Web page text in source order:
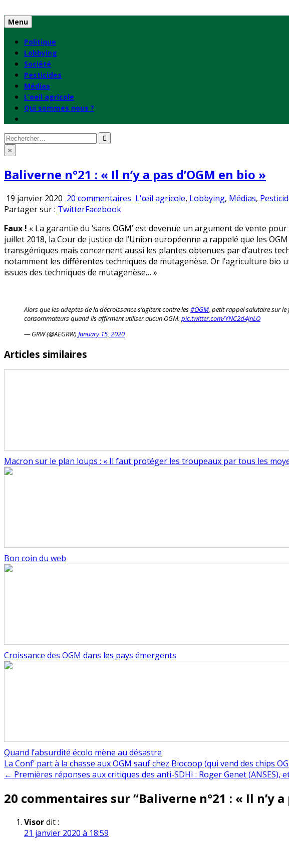
to
content
Menu
Politique
Lobbying
Société
Pesticides
Médias
L’oeil agricole
Qui sommes nous ?
Rechercher
: ×
Baliverne n°21 : « Il n’y a pas d’OGM en bio »
19 janvier 2020 20 commentaires sur
« Il
n’y
a
pas
bio »
Publié
L'œil agricole, Lobbying, Médias,
Partager sur : TwitterFacebook
Faux ! « La garantie du ‘sans OGM’ est devenue un argument de vente
juillet 2018, la Cour de justice de l’Union européenne a rappelé que les
transgéniques mais concernent aussi les plantes obtenues par d’autres
notamment les différentes techniques de mutagenèse. Or l’agriculture bio
issues des techniques de mutagenèse… »
Alors que les adeptes de la décroissance s’agitent contre les#OGM, petit rappel salutaire sur le
consommateurs quand ils affirment utiliser aucun OGM. pic.twitter.com/YNC2d4jnLO
— GRW (@AEGRW)January 15, 2020
Articles similaires
Macron sur le plan loups : « Il faut protéger les troupeaux par tous les
Bon coin du web
Croissance des OGM dans les pays émergents
Quand l’absurdité écolo mène au désastre
Navigation
de
l’article
La Conf’ part à la chasse aux OGM sauf chez Biocoop (qui vend des chips
← Premières réponses aux critiques des anti-SDHI : Roger Genet (ANSES),
20 commentaires sur “Baliverne n°21 : « Il n’y a
Visordit :
21 janvier 2020 à 18:59